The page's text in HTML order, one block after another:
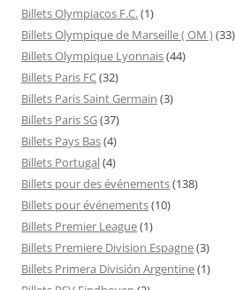
Billets Olympiacos F.C.(1)
Billets Olympique de Marseille ( OM )(33)
Billets Olympique Lyonnais(44)
Billets Paris FC(32)
Billets Paris Saint Germain (3)
Billets Paris SG(37)
Billets Pays Bas(4)
Billets Portugal(4)
Billets pour des événements(138)
Billets pour événements(10)
Billets Premier League(1)
Billets Premiere Division Espagne(3)
Billets Primera División Argentine(1)